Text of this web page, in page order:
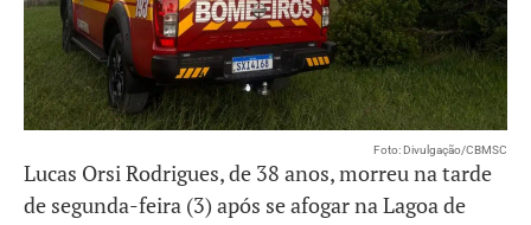
Foto: Divulgação/CBMSC
Lucas Orsi Rodrigues, de 38 anos, morreu na tarde
de segunda-feira (3) após se afogar na Lagoa de